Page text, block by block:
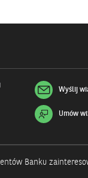
Wyślij
Umów
Banku